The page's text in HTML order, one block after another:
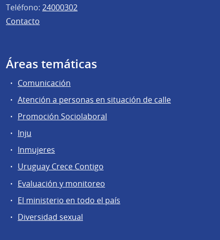
Teléfono: 24000302
Contacto
Áreas temáticas
Comunicación
Atención a personas en situación de calle
Promoción Sociolaboral
Inju
Inmujeres
Uruguay Crece Contigo
Evaluación y monitoreo
El ministerio en todo el país
Diversidad sexual